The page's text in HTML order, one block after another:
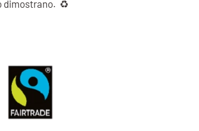
dimostrano. ♻️